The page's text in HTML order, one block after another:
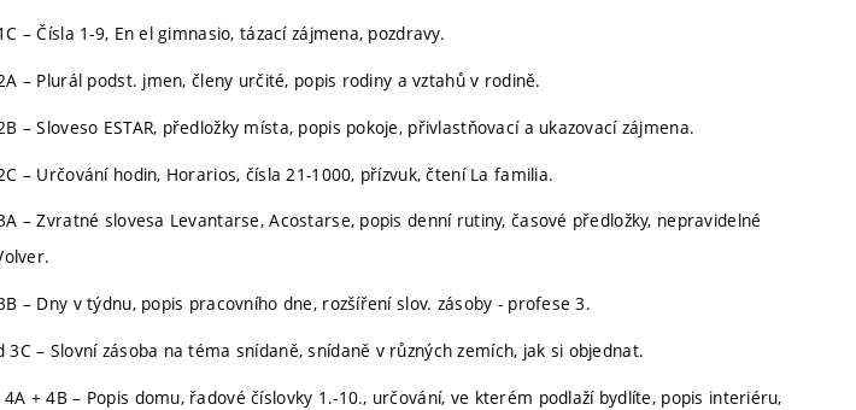
– Čísla 1-9, En el gimnasio, tázací zájmena, pozdravy.
– Plurál podst. jmen, členy určité, popis rodiny a vztahů v rodině.
– Sloveso ESTAR, předložky místa, popis pokoje, přivlastňovací a ukazovací zájmena.
– Určování hodin, Horarios, čísla 21-1000, přízvuk, čtení La familia.
– Zvratné slovesa Levantarse, Acostarse, popis denní rutiny, časové předložky, nepravidelné
– Dny v týdnu, popis pracovního dne, rozšíření slov. zásoby - profese 3.
3C – Slovní zásoba na téma snídaně, snídaně v různých zemích, jak si objednat.
+ 4B – Popis domu, řadové číslovky 1.-10., určování, ve kterém podlaží bydlíte, popis interiéru,